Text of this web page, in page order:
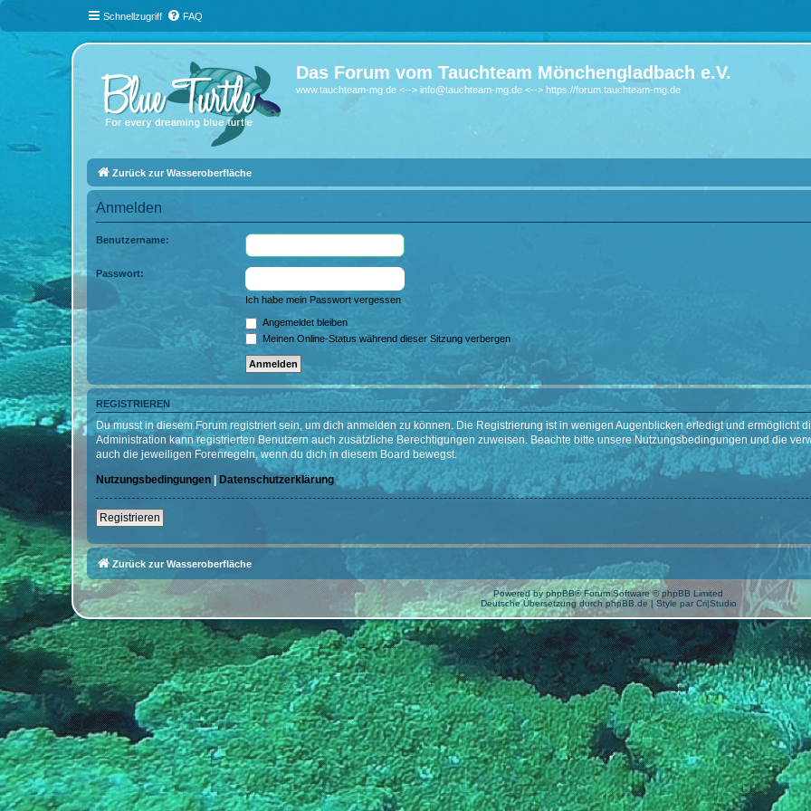
Schnellzugriff FAQ
Das Forum vom Tauchteam Mönchengladbach e.V.
www.tauchteam-mg.de <--> info@tauchteam-mg.de <--> https://forum.tauchteam-mg.de
Zurück zur Wasseroberfläche
Anmelden
Benutzername:
Passwort:
Ich habe mein Passwort vergessen
Angemeldet bleiben
Meinen Online-Status während dieser Sitzung verbergen
REGISTRIEREN
Du musst in diesem Forum registriert sein, um dich anmelden zu können. Die Registrierung ist in wenigen Augenblicken erledigt und ermöglicht
Administration kann registrierten Benutzern auch zusätzliche Berechtigungen zuweisen. Beachte bitte unsere Nutzungsbedingungen und die
auch die jeweiligen Forenregeln, wenn du dich in diesem Board bewegst.
Nutzungsbedingungen | Datenschutzerklärung
Registrieren
Zurück zur Wasseroberfläche
Powered byphpBB® Forum Software © phpBB Limited
Deutsche Übersetzung durch phpBB.de | Style par Cri|Studio